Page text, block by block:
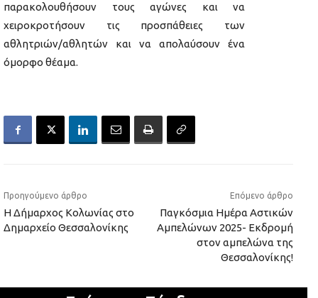
παρακολουθήσουν τους αγώνες και να
χειροκροτήσουν τις προσπάθειες των
αθλητριών/αθλητών και να απολαύσουν ένα
όμορφο θέαμα.
Προηγούμενο άρθρο
Η Δήμαρχος Κολωνίας στο
Δημαρχείο Θεσσαλονίκης
Επόμενο άρθρο
Παγκόσμια Ημέρα Αστικών
Αμπελώνων 2025- Εκδρομή
στον αμπελώνα της
Θεσσαλονίκης!